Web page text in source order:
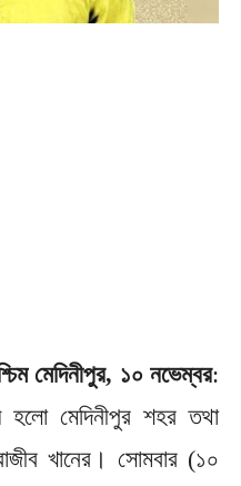
মেদিনীপুর, ১০ নভেম্বর:
মেদিনীপুর শহর তথা
খানের। সোমবার (১০